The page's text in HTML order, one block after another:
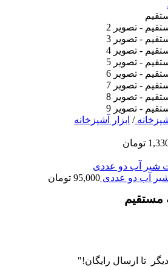
/ ابزار آشپزخانه
تومان
آب دو عددی 95,000 تومان
مستقیم
دیگر تا ارسال رایگان!"